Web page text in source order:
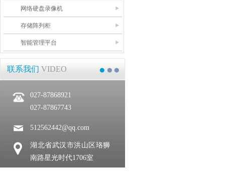
网络硬盘录像机
存储阵列柜
智能管理平台
联系我们 VIDEO
027-87868921
027-87867743
512562442@qq.com
湖北省武汉市洪山区珞狮
南路星光时代1706室